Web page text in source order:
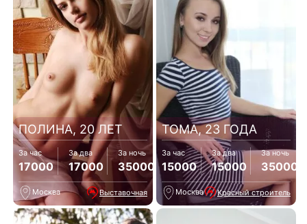
ПОЛИНА, 20 ЛЕТ
За час
17000
За два
17000
За ночь
35000
Москва Выставочная
ТОМА, 23 ГОДА
За час
15000
За два
15000
За ночь
35000
Москва Красный строитель